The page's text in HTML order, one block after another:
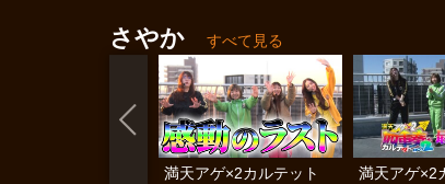
さやか すべて見る
満天アゲ×2カルテット
満天アゲ×2